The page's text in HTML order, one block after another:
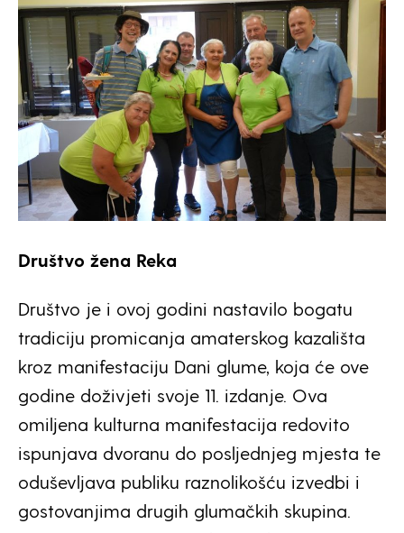
Društvo žena Reka
Društvo je i ovoj godini nastavilo bogatu
tradiciju promicanja amaterskog kazališta
kroz manifestaciju Dani glume, koja će ove
godine doživjeti svoje 11. izdanje. Ova
omiljena kulturna manifestacija redovito
ispunjava dvoranu do posljednjeg mjesta te
oduševljava publiku raznolikošću izvedbi i
gostovanjima drugih glumačkih skupina.